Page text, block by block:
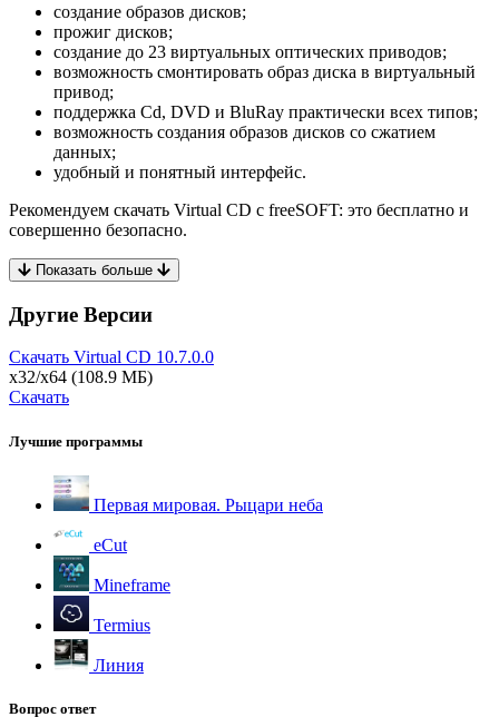
создание образов дисков;
прожиг дисков;
создание до 23 виртуальных оптических приводов;
возможность смонтировать образ диска в виртуальный
привод;
поддержка Cd, DVD и BluRay практически всех типов;
возможность создания образов дисков со сжатием
данных;
удобный и понятный интерфейс.
Рекомендуем скачать Virtual CD с freeSOFT: это бесплатно и
совершенно безопасно.
Показать больше
Другие Версии
Скачать Virtual CD 10.7.0.0
x32/x64 (108.9 МБ)
Скачать
Лучшие программы
Первая мировая. Рыцари неба
eCut
Mineframe
Termius
Линия
Вопрос ответ